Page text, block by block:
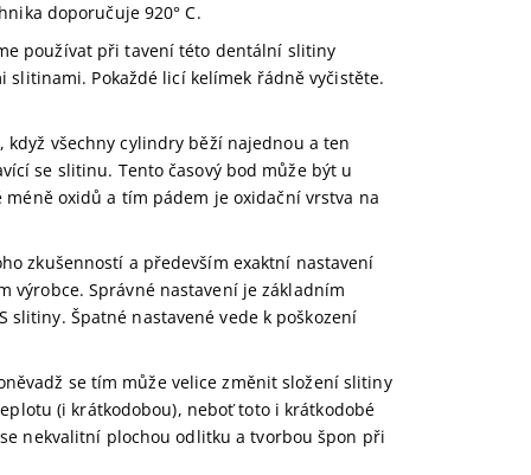
doporučuje 920° C.
používat při tavení této dentální slitiny
Pokaždé licí kelímek řádně vyčistěte.
všechny cylindry běží najednou a ten
se slitinu. Tento časový bod může být u
oxidů a tím pádem je oxidační vrstva na
zkušenností a především exaktní nastavení
výrobce. Správné nastavení je základním
Špatné nastavené vede k poškození
se tím může velice změnit složení slitiny
(i krátkodobou), neboť toto i krátkodobé
nekvalitní plochou odlitku a tvorbou špon při